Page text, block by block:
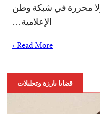
محررة في شبكة وطن
الإعلامية…
Read More ›
قضايا بارزة وتحليلات